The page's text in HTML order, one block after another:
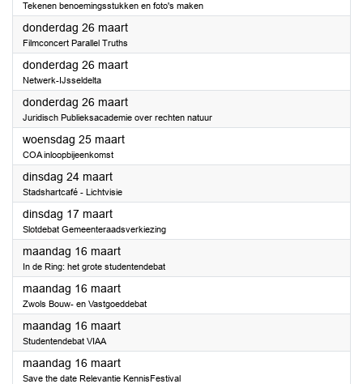
Tekenen benoemingsstukken en foto's maken
donderdag 26 maart2026
Filmconcert Parallel Truths
donderdag 26 maart2026
Netwerk-IJsseldelta
donderdag 26 maart2026
Juridisch Publieksacademie over rechten natuur
woensdag 25 maart2026
COA inloopbijeenkomst
dinsdag 24 maart2026
Stadshartcafé - Lichtvisie
dinsdag 17 maart2026
Slotdebat Gemeenteraadsverkiezing
maandag 16 maart2026
In de Ring: het grote studentendebat
maandag 16 maart2026
Zwols Bouw- en Vastgoeddebat
maandag 16 maart2026
Studentendebat VIAA
maandag 16 maart2026
Save the date Relevantie KennisFestival